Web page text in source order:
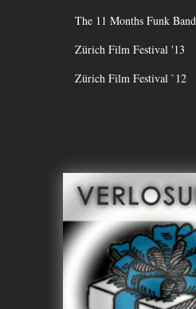
The 11 Months Funk Band
Zürich Film Festival '13
Zürich Film Festival `12